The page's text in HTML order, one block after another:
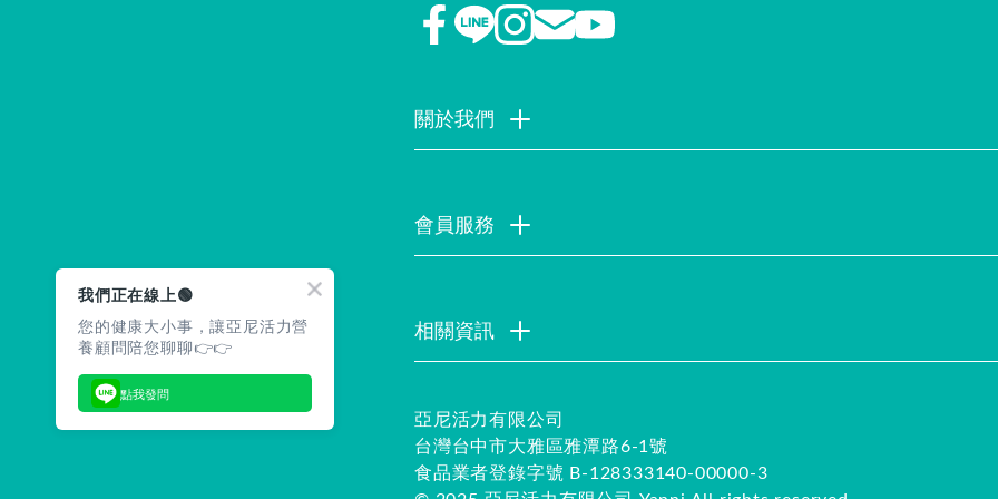
關於我們
會員服務
相關資訊
亞尼活力有限公司
台灣台中市大雅區雅潭路6-1號
食品業者登錄字號 B-128333140-00000-3
我們正在線上🟢
您的健康大小事，讓亞尼活力營
養顧問陪您聊聊👉👉
點我發問